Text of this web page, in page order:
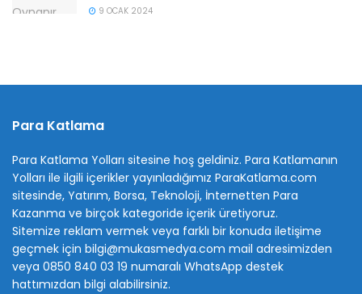
9 OCAK 2024
Para Katlama
Para Katlama Yolları sitesine hoş geldiniz. Para Katlamanın
Yolları ile ilgili içerikler yayınladığımız ParaKatlama.com
sitesinde, Yatırım, Borsa, Teknoloji, İnternetten Para
Kazanma ve birçok kategoride içerik üretiyoruz.
Sitemize reklam vermek veya farklı bir konuda iletişime
geçmek için bilgi@mukasmedya.com mail adresimizden
veya 0850 840 03 19 numaralı WhatsApp destek
hattımızdan bilgi alabilirsiniz.